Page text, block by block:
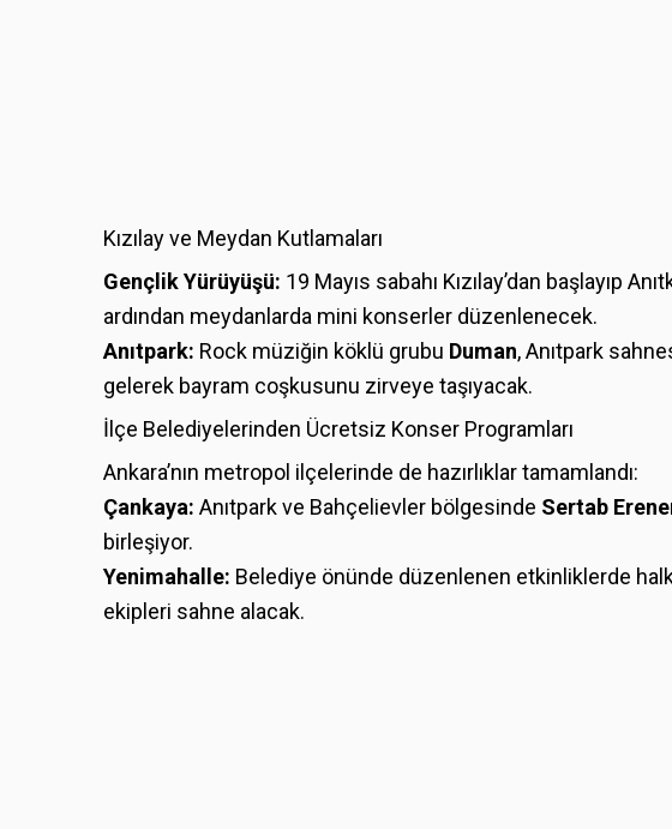
Kızılay ve Meydan Kutlamaları
Gençlik Yürüyüşü: 19 Mayıs sabahı Kızılay’dan başlayıp
ardından meydanlarda mini konserler düzenlenecek.
Anıtpark: Rock müziğin köklü grubu Duman, Anıtpark
gelerek bayram coşkusunu zirveye taşıyacak.
İlçe Belediyelerinden Ücretsiz Konser Programları
Ankara’nın metropol ilçelerinde de hazırlıklar tamamlandı:
Çankaya: Anıtpark ve Bahçelievler bölgesinde Sertab
birleşiyor.
Yenimahalle: Belediye önünde düzenlenen etkinliklerde
ekipleri sahne alacak.